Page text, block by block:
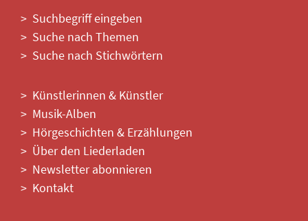
Suchbegriff eingeben
Suche nach Themen
Suche nach Stichwörtern
Künstlerinnen & Künstler
Musik-Alben
Hörgeschichten & Erzählungen
Über den Liederladen
Newsletter abonnieren
Kontakt